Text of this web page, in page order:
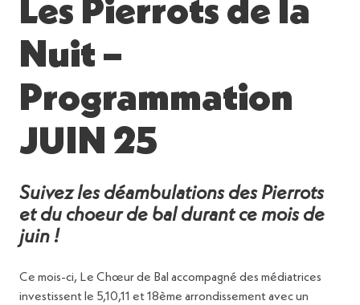
Les Pierrots de la
Nuit –
Programmation
JUIN 25
Suivez les déambulations des Pierrots
et du choeur de bal durant ce mois de
juin !
Ce mois-ci, Le Chœur de Bal accompagné des médiatrices
investissent le 5,10,11 et 18ème arrondissement avec un